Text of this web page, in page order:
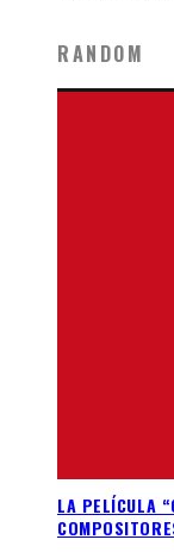
RANDOM
LA PELÍCULA